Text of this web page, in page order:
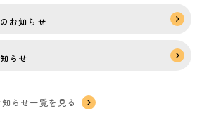
お知らせ
らせ
知らせ一覧を見る